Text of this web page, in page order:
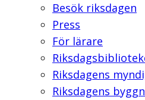
Besök riksdagen
Press
För lärare
Riksdagens
Riksdagens